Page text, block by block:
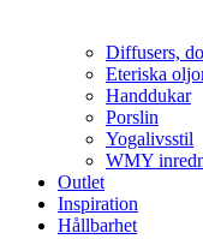
Diffusers,
Eteriska
Handdukar
Porslin
Yogalivsstil
WMY
Outlet
Inspiration
Hållbarhet